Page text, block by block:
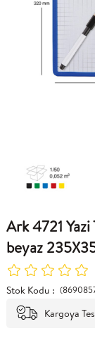
Ark 4721
beyaz
Stok Kodu
Kargoya